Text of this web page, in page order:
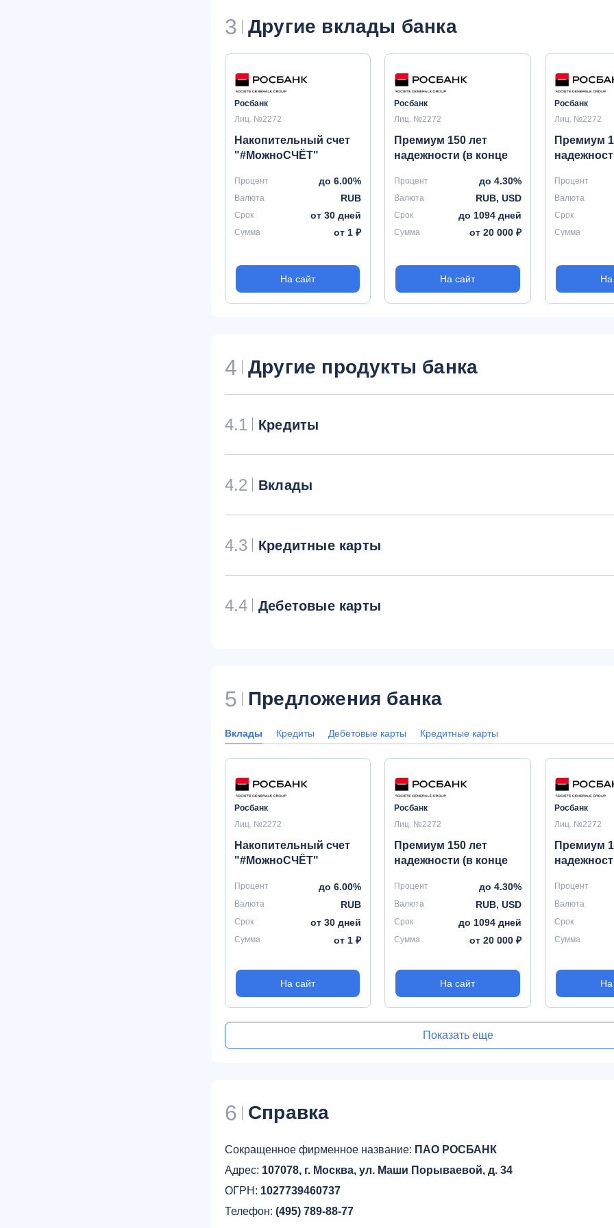
3 Другие вклады банка
Росбанк
Лиц. №2272
Накопительный счет
"#МожноСЧЁТ"
Процент до 6.00%
Валюта RUB
Срок от 30 дней
Сумма от 1 ₽
На сайт
Росбанк
Лиц. №2272
Премиум 150 лет
надежности (в конце
Процент до 4.30%
Валюта RUB, USD
Срок до 1094 дней
Сумма от 20 000 ₽
На сайт
Росбанк
Лиц. №2272
Премиум
Процент
Валюта
Срок
Сумма
На
4 Другие продукты банка
4.1 Кредиты
4.2 Вклады
4.3 Кредитные карты
4.4 Дебетовые карты
5 Предложения банка
Вклады Кредиты Дебетовые карты Кредитные карты
Росбанк
Лиц. №2272
Накопительный счет
"#МожноСЧЁТ"
Процент до 6.00%
Валюта RUB
Срок от 30 дней
Сумма от 1 ₽
На сайт
Росбанк
Лиц. №2272
Премиум 150 лет
надежности (в конце
Процент до 4.30%
Валюта RUB, USD
Срок до 1094 дней
Сумма от 20 000 ₽
На сайт
Росбанк
Лиц. №2272
Премиум
Процент
Валюта
Срок
Сумма
На
Показать еще
6 Справка
Сокращенное фирменное название: ПАО РОСБАНК
Адрес: 107078, г. Москва, ул. Маши Порываевой, д. 34
ОГРН: 1027739460737
Телефон: (495) 789-88-77